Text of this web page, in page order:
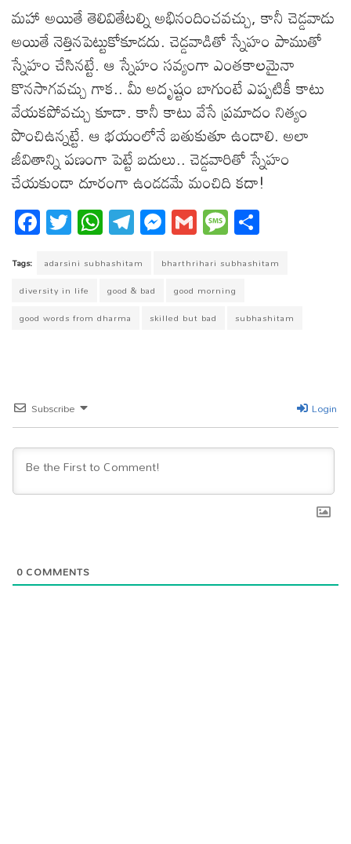
మహా అయితే తెలివితేటల్ని అభినందించవచ్చు, కానీ చెడ్డవాడు
అయితే నెత్తినపెట్టుకోకూడదు. చెడ్డవాడితో స్నేహం పాముతో
స్నేహం చేసినట్టే. ఆ స్నేహం సవ్యంగా ఎంతకాలమైనా
కొనసాగవచ్చు గాక.. మీ అదృష్టం బాగుంటే ఎప్పటికీ కాటు
వేయకపోవచ్చు కూడా. కానీ కాటు వేసే ప్రమాదం నిత్యం
పొంచిఉన్నట్టే. ఆ భయంలోనే బతుకుతూ ఉండాలి. అలా
జీవితాన్ని పణంగా పెట్టే బదులు.. చెడ్డవారితో స్నేహం
చేయకుండా దూరంగా ఉండడమే మంచిది కదా!
Fa
ce
bo
ok
T
wi
tt
er
W
ha
ts
A
pp
T
el
eg
ra
m
M
es
se
ng
er
G
m
ail
M
es
sa
ge
re
Tags: adarsini subhashitam
bharthrihari subhashitam
diversity in life
good & bad
good morning
good words from dharma
skilled but bad subhashitam
Subscribe Login
0COMMENTS